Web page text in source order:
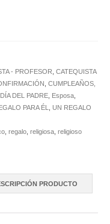
- PROFESOR CATEQUISTA
CUMPLEAÑOS,
DÍA DEL PADRE Esposa
PARA ÉL
UN REGALO
regalo religiosa religioso
PRODUCTO